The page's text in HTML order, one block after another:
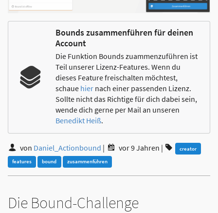
Bounds zusammenführen für deinen
Account
Die Funktion Bounds zuammenzuführen ist
Teil unserer Lizenz-Features. Wenn du
dieses Feature freischalten möchtest,
schaue hiernach einer passenden Lizenz.
Sollte nicht das Richtige für dich dabei sein,
wende dich gerne per Mail an unseren
Benedikt Heiß.
von Daniel_Actionbound | vor 9 Jahren |
creator
features
bound zusammenführen
Die Bound-Challenge